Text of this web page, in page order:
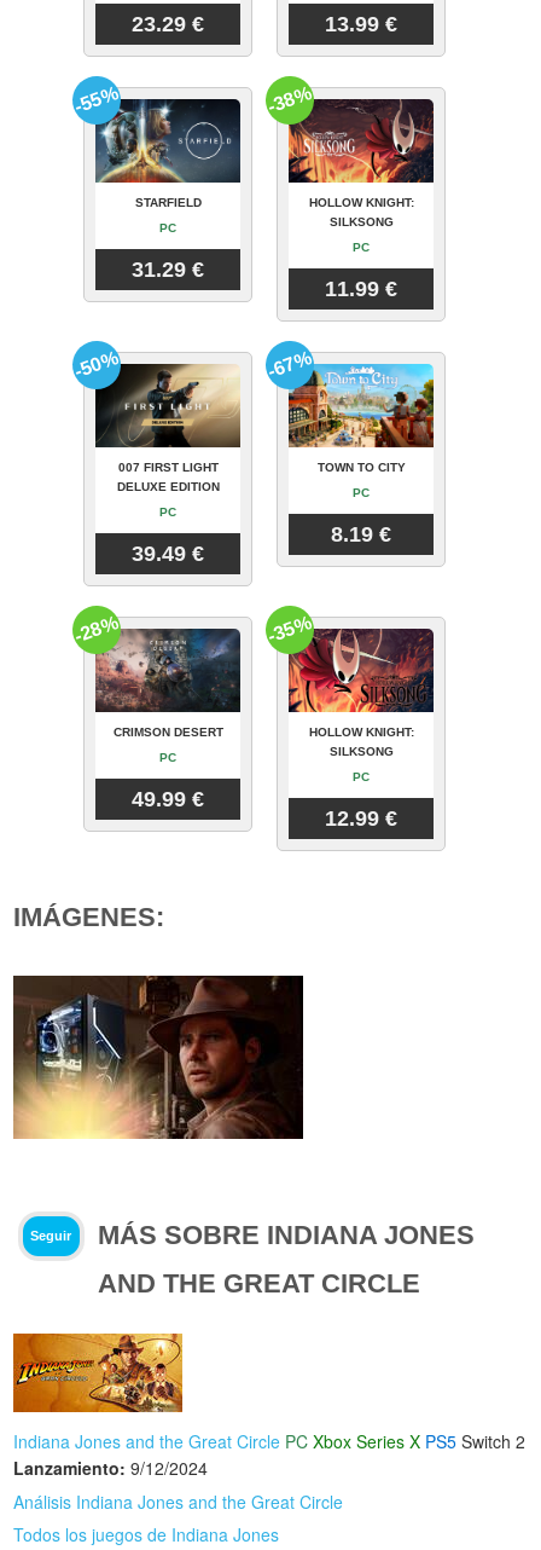
23.29 € 13.99 €
STARFIELD
PC
31.29 €
-55%
HOLLOW KNIGHT:
SILKSONG
PC
11.99 €
-38%
007 FIRST LIGHT
DELUXE EDITION
PC
39.49 €
-50%
TOWN TO CITY
PC
8.19 €
-67%
CRIMSON DESERT
PC
49.99 €
-28%
HOLLOW KNIGHT:
SILKSONG
PC
12.99 €
-35%
IMÁGENES:
Seguir
MÁS SOBRE INDIANA JONES
AND THE GREAT CIRCLE
Indiana Jones and the Great Circle PC Xbox Series X PS5 Switch 2
Lanzamiento: 9/12/2024
Análisis Indiana Jones and the Great Circle
Todos los juegos de Indiana Jones